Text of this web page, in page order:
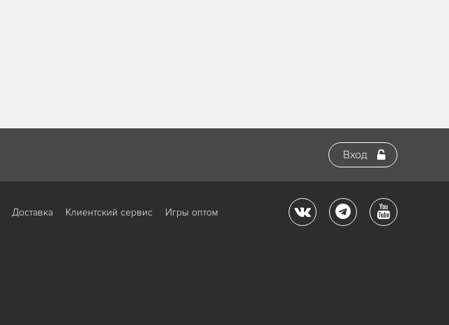
Вход
Доставка Клиентский сервис Игры оптом